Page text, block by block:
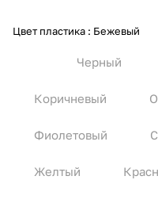
Цвет пластика : Бежевый
Черный
Коричневый
Фиолетовый
Желтый